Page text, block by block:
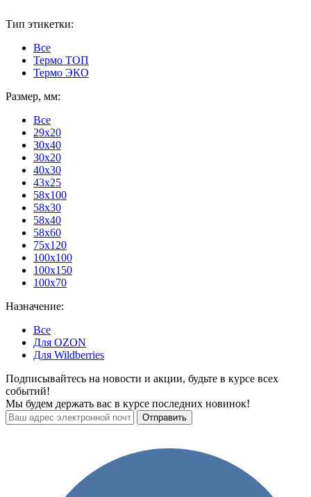
Тип этикетки:
Все
Термо ТОП
Термо ЭКО
Размер, мм:
Все
29x20
30x40
30х20
40x30
43х25
58x100
58х30
58х40
58х60
75х120
100х100
100х150
100х70
Назначение:
Все
Для OZON
Для Wildberries
Подписывайтесь на новости и акции, будьте в курсе всех
событий!
Мы будем держать вас в курсе последних новинок!